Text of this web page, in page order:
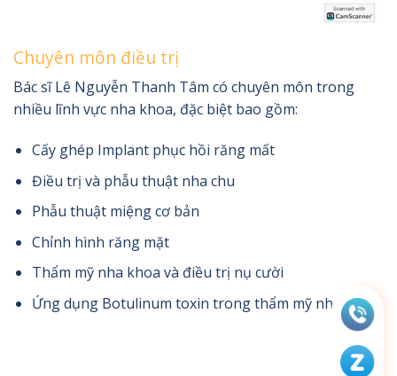
Chuyên môn điều trị
Bác sĩ Lê Nguyễn Thanh Tâm có chuyên môn trong
nhiều lĩnh vực nha khoa, đặc biệt bao gồm:
Cấy ghép Implant phục hồi răng mất
Điều trị và phẫu thuật nha chu
Phẫu thuật miệng cơ bản
Chỉnh hình răng mặt
Thẩm mỹ nha khoa và điều trị nụ cười
Ứng dụng Botulinum toxin trong thẩm mỹ nha khoa